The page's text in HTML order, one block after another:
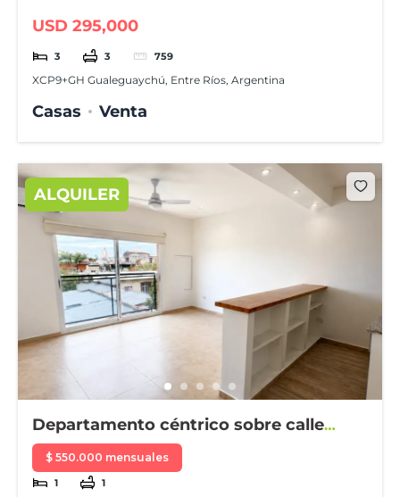
USD 295,000
3 3 759
XCP9+GH Gualeguaychú, Entre Ríos, Argentina
Casas Venta
ALQUILER
Departamento céntrico sobre calle
Alem
$ 550.000 mensuales
1 1